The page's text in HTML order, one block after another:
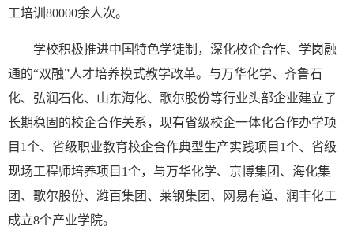
工培训80000余人次。
学校积极推进中国特色学徒制，深化校企合作、学岗融
通的“双融”人才培养模式教学改革。与万华化学、齐鲁石
化、弘润石化、山东海化、歌尔股份等行业头部企业建立了
长期稳固的校企合作关系，现有省级校企一体化合作办学项
目1个、省级职业教育校企合作典型生产实践项目1个、省级
现场工程师培养项目1个，与万华化学、京博集团、海化集
团、歌尔股份、潍百集团、莱钢集团、网易有道、润丰化工
成立8个产业学院。